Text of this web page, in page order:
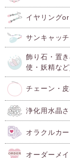
イヤリング
サンキャッ
飾り石・置
使・妖精な
チェーン・
浄化用水晶
オラクルカ
オーダーメイ